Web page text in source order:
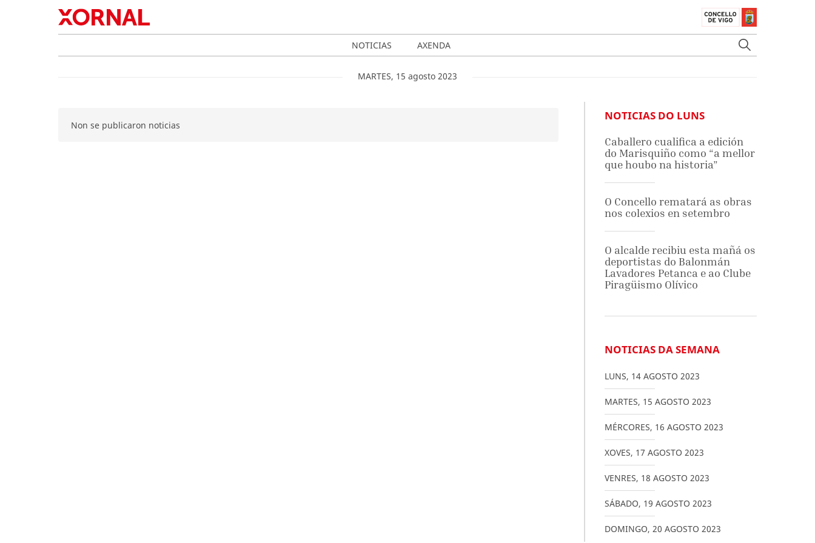
NOTICIAS AXENDA
MARTES, 15 agosto 2023
Non se publicaron noticias
NOTICIAS DO LUNS
Caballero cualifica a edición
do Marisquiño como “a mellor
que houbo na historia”
O Concello rematará as obras
nos colexios en setembro
O alcalde recibiu esta mañá os
deportistas do Balonmán
Lavadores Petanca e ao Clube
Piragüismo Olívico
NOTICIAS DA SEMANA
LUNS, 14 AGOSTO 2023
MARTES, 15 AGOSTO 2023
MÉRCORES, 16 AGOSTO 2023
XOVES, 17 AGOSTO 2023
VENRES, 18 AGOSTO 2023
SÁBADO, 19 AGOSTO 2023
DOMINGO, 20 AGOSTO 2023